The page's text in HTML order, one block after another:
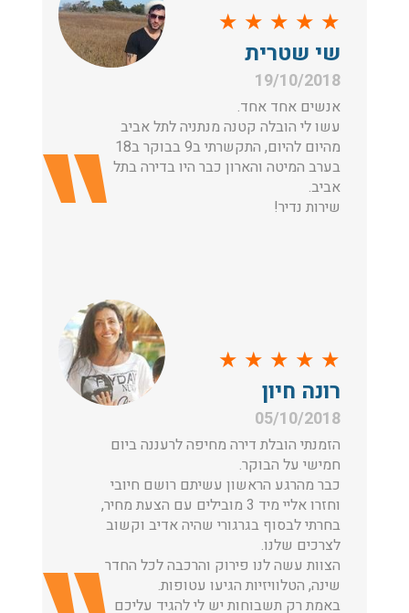
★
★
★
★
★
שי שטרית
19/10/2018
אנשים אחד אחד.
עשו לי הובלה קטנה מנתניה לתל אביב
מהיום להיום, התקשרתי ב9 בבוקר ב18
בערב המיטה והארון כבר היו בדירה בתל
אביב.
שירות נדיר!
★
★
★
★
★
רונה חיון
05/10/2018
הזמנתי הובלת דירה מחיפה לרעננה ביום
חמישי על הבוקר.
כבר מהרגע הראשון עשיתם רושם חיובי
וחזרו אליי מיד 3 מובילים עם הצעת מחיר,
בחרתי לבסוף בגרגורי שהיה אדיב וקשוב
לצרכים שלנו.
הצוות עשה לנו פירוק והרכבה לכל החדר
שינה, הטלוויזיות הגיעו עטופות.
באמת רק תשבוחות יש לי להגיד עליכם